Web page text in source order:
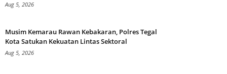
Aug 5, 2026
Musim Kemarau Rawan Kebakaran, Polres Tegal
Kota Satukan Kekuatan Lintas Sektoral
Aug 5, 2026